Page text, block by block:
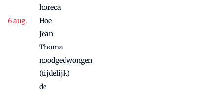
horeca
Hoe
Jean
Thoma
noodgedwongen
(tijdelijk)
de